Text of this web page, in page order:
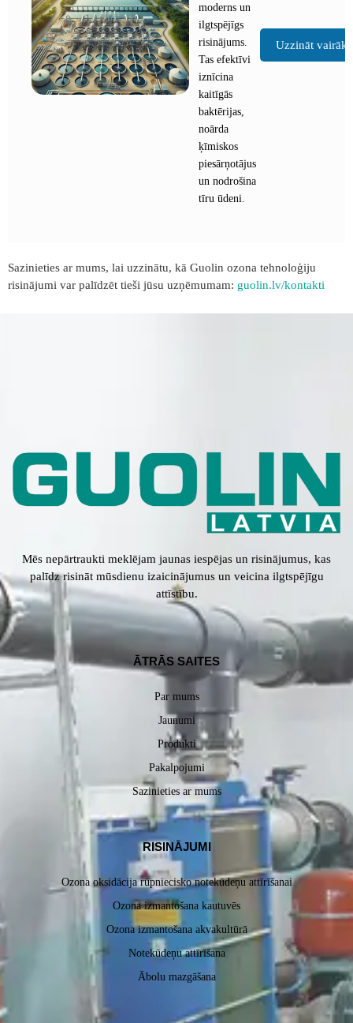
moderns un
ilgtspējīgs
risinājums.
Tas efektīvi
iznīcina
kaitīgās
baktērijas,
noārda
ķīmiskos
piesārņotājus
un nodrošina
tīru ūdeni.
Uzzināt vairāk
Sazinieties ar mums, lai uzzinātu, kā Guolin ozona tehnoloģiju
risinājumi var palīdzēt tieši jūsu uzņēmumam: guolin.lv/kontakti
Mēs nepārtraukti meklējam jaunas iespējas un risinājumus, kas
palīdz risināt mūsdienu izaicinājumus un veicina ilgtspējīgu
attīstību.
ĀTRĀS SAITES
Par mums
Jaunumi
Produkti
Pakalpojumi
Sazinieties ar mums
RISINĀJUMI
Ozona oksidācija rūpniecisko notekūdeņu attīrīšanai
Ozona izmantošana kautuvēs
Ozona izmantošana akvakultūrā
Notekūdeņu attīrīšana
Ābolu mazgāšana